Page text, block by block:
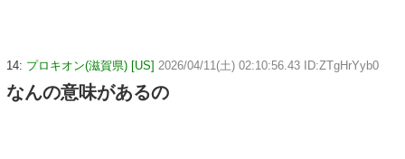
14: プロキオン(滋賀県) [US] 2026/04/11(土) 02:10:56.43 ID:ZTgHrYyb0
なんの意味があるの